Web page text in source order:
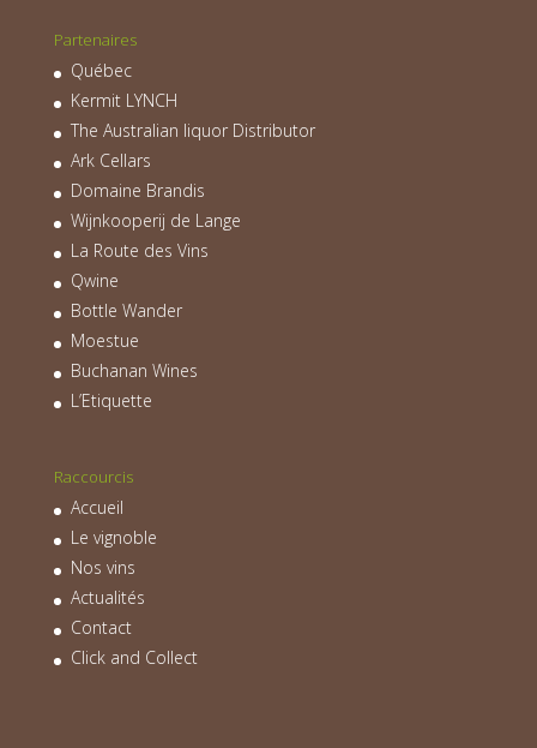
Partenaires
Québec
Kermit LYNCH
The Australian liquor Distributor
Ark Cellars
Domaine Brandis
Wijnkooperij de Lange
La Route des Vins
Qwine
Bottle Wander
Moestue
Buchanan Wines
L’Etiquette
Raccourcis
Accueil
Le vignoble
Nos vins
Actualités
Contact
Click and Collect